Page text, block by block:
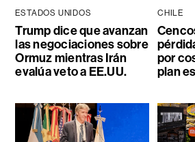
ESTADOS UNIDOS
Trump dice que avanzan
las negociaciones sobre
Ormuz mientras Irán
evalúa veto a EE.UU.
CHILE
por
plan